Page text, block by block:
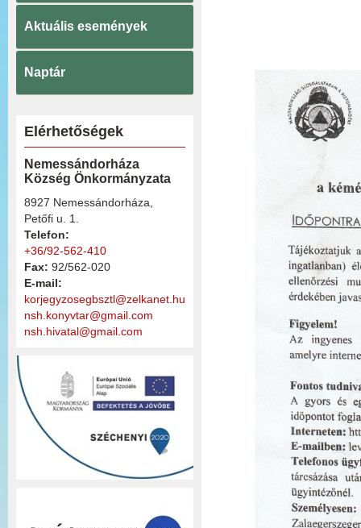
Aktuális események
Naptár
Elérhetőségek
Nemessándorháza
Község Önkormányzata
8927 Nemessándorháza,
Petőfi u. 1.
Telefon:
+36/92-562-410
Fax: 92/562-020
E-mail:
korjegyzosegbsztl@zelkanet.hu
nsh.konyvtar@gmail.com
nsh.hivatal@gmail.com